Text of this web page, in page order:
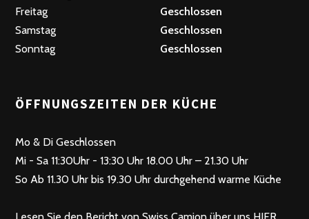
Freitag
Geschlossen
Samstag
Geschlossen
Sonntag
Geschlossen
ÖFFNUNGSZEITEN DER KÜCHE
Mo & Di Geschlossen
Mi - Sa 11:30Uhr - 13:30 Uhr 18.00 Uhr – 21.30 Uhr
So Ab 11.30 Uhr bis 19.30 Uhr durchgehend warme Küche